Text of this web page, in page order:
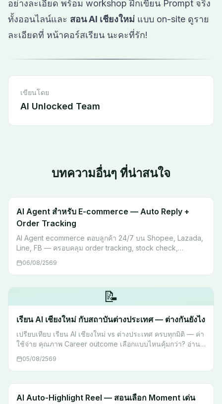
อย่างละเอียด พร้อม workshop ฝึกเขียน Prompt จริง
ทั้งออนไลน์และ สอน AI เชียงใหม่ แบบ on-site ดูราย
ละเอียดที่ หน้าคอร์สเรียน นะคะที่รัก!
เขียนโดย
AI Unlocked Team
บทความอื่นๆ ที่น่าสนใจ
AI Agent สำหรับ E-commerce — Auto Reply +
Order Tracking
AI Agent ecommerce ตอบลูกค้า 24/7 บน Shopee, Lazada,
Line, FB — ครอบคลุม order tracking, stock check,
06/08/2569
📝
เรียน AI เชียงใหม่ กับสถาบันต่างประเทศ — ต่างกันยังไง
เปรียบเทียบ เรียน AI เชียงใหม่ vs ต่างประเทศ ครบทุกมิติ — ค่า
ใช้จ่าย คุณภาพ Career outcome เลือกแบบไหนคุ้มกว่า? อ่าน
05/08/2569
AI Auto-Highlight Reel — สอนเลือก Moment เด่น